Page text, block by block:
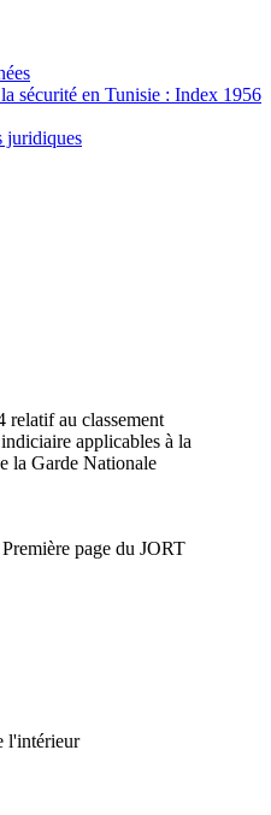
sécurité en Tunisie : Index 1956
juridiques
au classement
applicables à la
la Garde Nationale
page du JORT
l'intérieur